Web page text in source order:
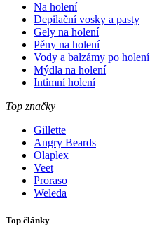
Na holení
Depilační vosky a pasty
Gely na holení
Pěny na holení
Vody a balzámy po holení
Mýdla na holení
Intimní holení
Top značky
Gillette
Angry Beards
Olaplex
Veet
Proraso
Weleda
Top články